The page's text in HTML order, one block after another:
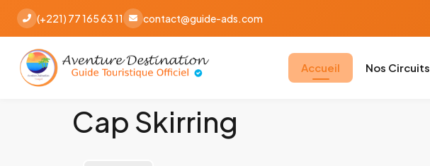
(+221) 77 165 63 11 contact@guide-ads.com
Accueil Nos Circuits
Cap Skirring